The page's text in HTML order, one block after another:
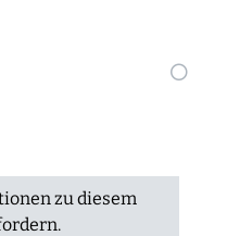
zu diesem